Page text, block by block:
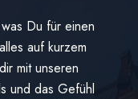
Du für einen
auf kurzem
mit unseren
und das Gefühl